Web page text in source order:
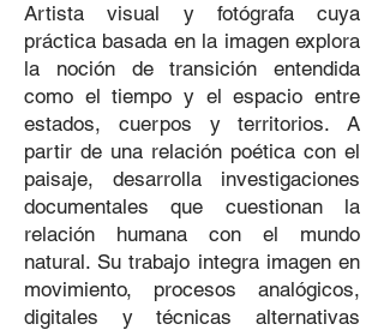
Artista visual y fotógrafa cuya
práctica basada en la imagen explora
la noción de transición entendida
como el tiempo y el espacio entre
estados, cuerpos y territorios. A
partir de una relación poética con el
paisaje, desarrolla investigaciones
documentales que cuestionan la
relación humana con el mundo
natural. Su trabajo integra imagen en
movimiento, procesos analógicos,
digitales y técnicas alternativas